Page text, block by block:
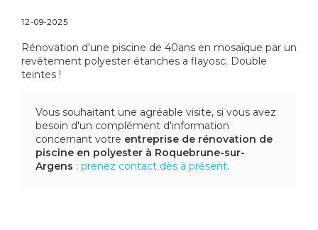
12-09-2025
Rénovation d'une piscine de 40ans en mosaïque par un
revêtement polyester étanches a flayosc. Double
teintes !
Vous souhaitant une agréable visite, si vous avez
besoin d'un complément d'information
concernant votre entreprise de rénovation de
piscine en polyester à Roquebrune-sur-
Argens : prenez contact dès à présent.